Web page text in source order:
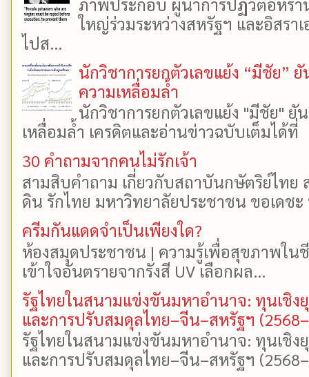
ใหญ่ร่วมระหว่างสหรัฐฯ และอิสรา
ไปส...
นักวิชาการยกตัวเลขแย้ง “มีชัย”
ความเหลื่อมล้ำ
นักวิชาการยกตัวเลขแย้ง "มีชัย"
เหลื่อมล้ำ เครดิตและอ่านข่าวฉบับเต็มได้
30 คำถามจากคนไม่รักเจ้า
สามสิบคำถาม เกี่ยวกับสถาบันกษัตริย์ไทย
ดิน รักไทย มหาวิทยาลัยประชาชน ขอเดช
ครีมกันแดดจำเป็นเพียงใด?
ห้องสมุดประชาชน | ความรู้เพื่อสุขภาพใน
เข้าใจอันตรายจากรังสี UV เลือกผล...
รัฐไทยในสนามแข่งขันมหาอำนาจ: ทุนเชิง
และการปรับสมดุลไทย–จีน–สหรัฐฯ
รัฐไทยในสนามแข่งขันมหาอำนาจ: ทุนเชิง
และการปรับสมดุลไทย–จีน–สหรัฐฯ